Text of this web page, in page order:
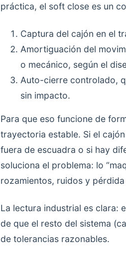
práctica, el soft close es un
Captura del cajón en el
Amortiguación del
o mecánico, según el
Auto-cierre controlado,
sin impacto.
Para que eso funcione de
trayectoria estable. Si el
fuera de escuadra o si hay
soluciona el problema: lo
rozamientos, ruidos y
La lectura industrial es clara:
de que el resto del sistema
de tolerancias razonables.